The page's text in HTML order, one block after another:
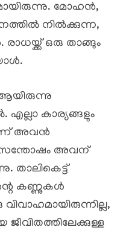
മോഹൻ,
നിൽക്കുന്ന,
ഒരു താങ്ങും
ആയിരുന്നു
എല്ലാ കാര്യങ്ങളും
അവൻ
സന്തോഷം അവന്
താലികെട്ട്
കണ്ണുകൾ